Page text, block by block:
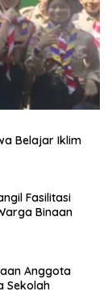
Belajar Iklim
Fasilitasi
Binaan
Anggota
Sekolah